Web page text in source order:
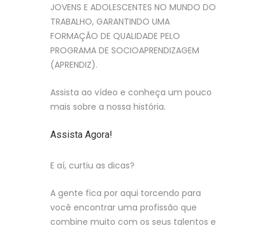
JOVENS E ADOLESCENTES NO MUNDO DO
TRABALHO, GARANTINDO UMA
FORMAÇÃO DE QUALIDADE PELO
PROGRAMA DE SOCIOAPRENDIZAGEM
(APRENDIZ).
Assista ao vídeo e conheça um pouco
mais sobre a nossa história.
Assista Agora!
E aí, curtiu as dicas?
A gente fica por aqui torcendo para
você encontrar uma profissão que
combine muito com os seus talentos e